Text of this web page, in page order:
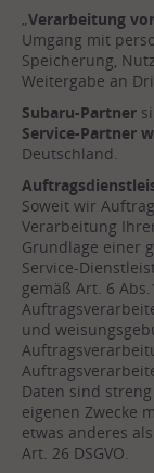
„Verarbeitung
Umgang mit
Speicherung,
Weitergabe an
Subaru-Partner
Service-Partner
Deutschland.
Soweit wir
Verarbeitung
Grundlage einer
Service-
gemäß Art. 6
und
Daten sind
eigenen Zwecke
etwas anderes
Art. 26 DSGVO.